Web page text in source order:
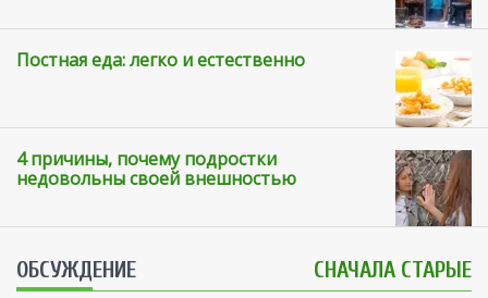
Постная еда: легко и естественно
4 причины, почему подростки
недовольны своей внешностью
ОБСУЖДЕНИЕ СНАЧАЛА СТАРЫЕ